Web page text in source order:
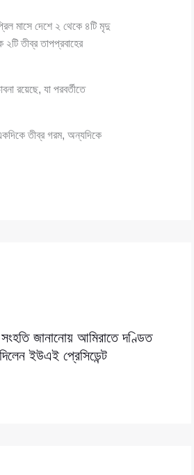
মাসে দেশে ২ থেকে ৪টি মৃদু
তীব্র তাপপ্রবাহের
রয়েছে, যা পরবর্তীতে
তীব্র গরম, অন্যদিকে
জানানোয় আমিরাতে দণ্ডিত
ইউএই প্রেসিডেন্ট